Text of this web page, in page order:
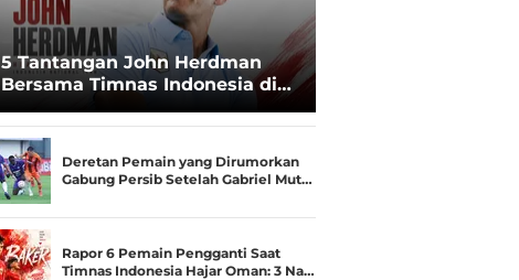
5 Tantangan John Herdman
Bersama Timnas Indonesia di
Spesialis Runner-up Menjadi
Juara
Deretan Pemain yang Dirumorkan
Gabung Persib Setelah Gabriel Mut…
Rapor 6 Pemain Pengganti Saat
Timnas Indonesia Hajar Oman: 3 Na…